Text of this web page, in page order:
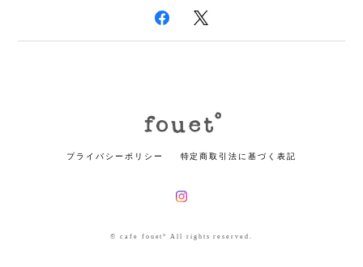
プライバシーポリシー 特定商取引法に基づく表記
© cafe fouet° All rights reserved.